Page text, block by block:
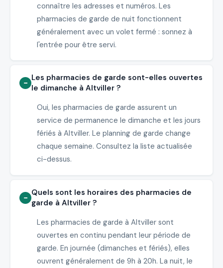
connaître les adresses et numéros. Les
pharmacies de garde de nuit fonctionnent
généralement avec un volet fermé : sonnez à
l'entrée pour être servi.
Les pharmacies de garde sont-elles ouvertes
le dimanche à Altviller ?
Oui, les pharmacies de garde assurent un
service de permanence le dimanche et les jours
fériés à Altviller. Le planning de garde change
chaque semaine. Consultez la liste actualisée
ci-dessus.
Quels sont les horaires des pharmacies de
garde à Altviller ?
Les pharmacies de garde à Altviller sont
ouvertes en continu pendant leur période de
garde. En journée (dimanches et fériés), elles
ouvrent généralement de 9h à 20h. La nuit, le